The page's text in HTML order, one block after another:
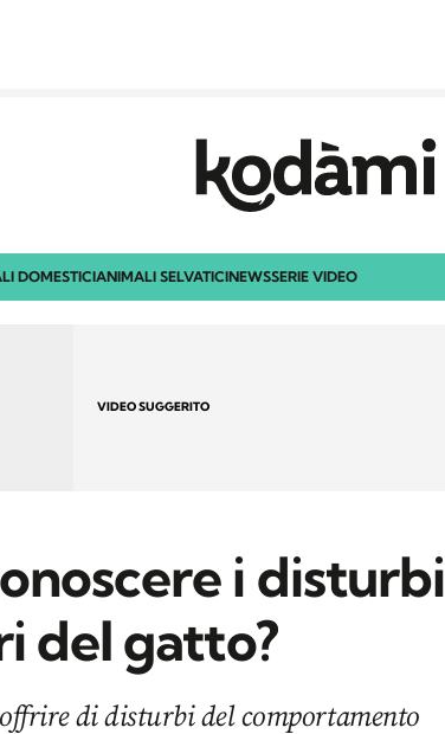
DOMESTICIANIMALI SELVATICINEWSSERIE VIDEO
VIDEO SUGGERITO
i disturbi
del gatto?
di disturbi del comportamento